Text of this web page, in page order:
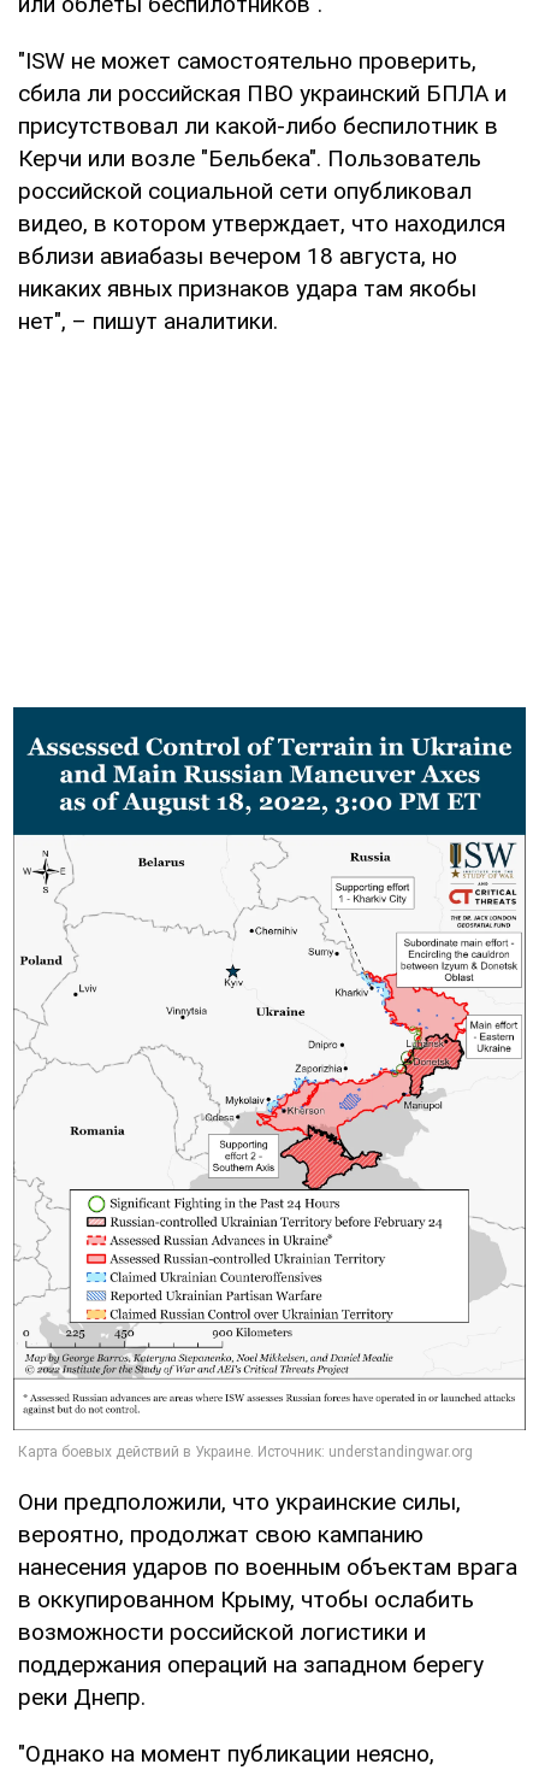
"ISW не может самостоятельно проверить,
сбила ли российская ПВО украинский БПЛА и
присутствовал ли какой-либо беспилотник в
Керчи или возле "Бельбека". Пользователь
российской социальной сети опубликовал
видео, в котором утверждает, что находился
вблизи авиабазы вечером 18 августа, но
никаких явных признаков удара там якобы
нет", – пишут аналитики.
Они предположили, что украинские силы,
вероятно, продолжат свою кампанию
нанесения ударов по военным объектам врага
в оккупированном Крыму, чтобы ослабить
возможности российской логистики и
поддержания операций на западном берегу
реки Днепр.
"Однако на момент публикации неясно,